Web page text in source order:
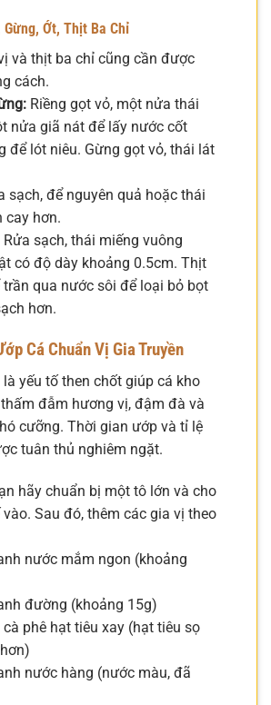
Gừng, Ớt, Thịt Ba Chỉ
và thịt ba chỉ cũng cần được
cách.
Riềng gọt vỏ, một nửa thái
nửa giã nát để lấy nước cốt
để lót niêu. Gừng gọt vỏ, thái lát
sạch, để nguyên quả hoặc thái
cay hơn.
Rửa sạch, thái miếng vuông
có độ dày khoảng 0.5cm. Thịt
trần qua nước sôi để loại bỏ bọt
hơn.
Cá Chuẩn Vị Gia Truyền
yếu tố then chốt giúp cá kho
đẫm hương vị, đậm đà và
cưỡng. Thời gian ướp và tỉ lệ
tuân thủ nghiêm ngặt.
hãy chuẩn bị một tô lớn và cho
Sau đó, thêm các gia vị theo
nước mắm ngon (khoảng
đường (khoảng 15g)
phê hạt tiêu xay (hạt tiêu sọ
nước hàng (nước màu, đã